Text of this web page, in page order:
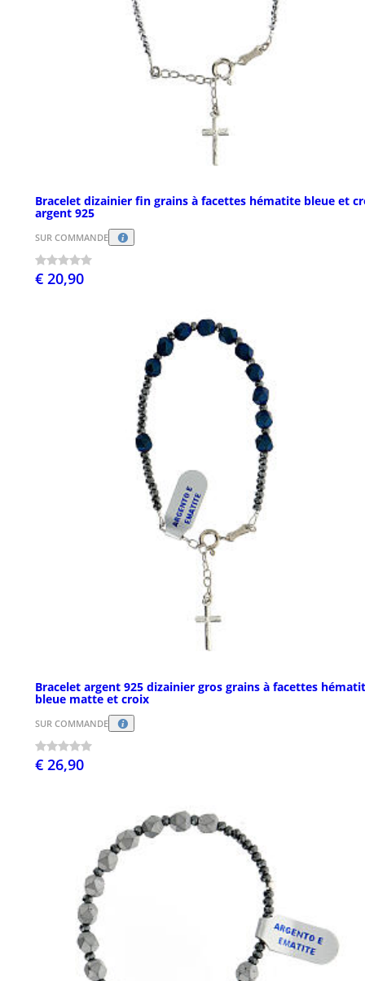
Bracelet dizainier fin grains à facettes hématite bleue et
argent 925
SUR COMMANDE
€ 20,90
Bracelet argent 925 dizainier gros grains à facettes
bleue matte et croix
SUR COMMANDE
€ 26,90